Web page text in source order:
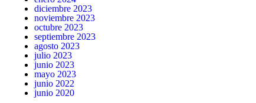
diciembre 2023
noviembre 2023
octubre 2023
septiembre 2023
agosto 2023
julio 2023
junio 2023
mayo 2023
junio 2022
junio 2020